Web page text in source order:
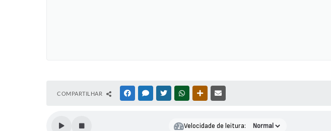
COMPARTILHAR FACEBOOKMESSENGER
TWITTERWHATSAPPOUTRAS MÍDIAS
Velocidade de leitura: